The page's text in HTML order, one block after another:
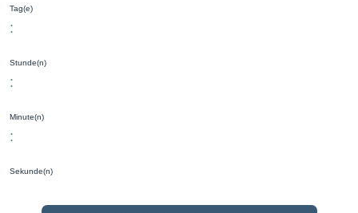
Tag(e)
:
Stunde(n)
:
Minute(n)
:
Sekunde(n)